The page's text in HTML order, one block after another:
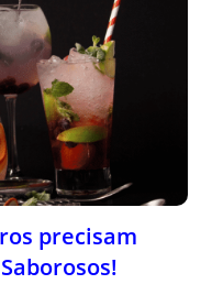
precisam